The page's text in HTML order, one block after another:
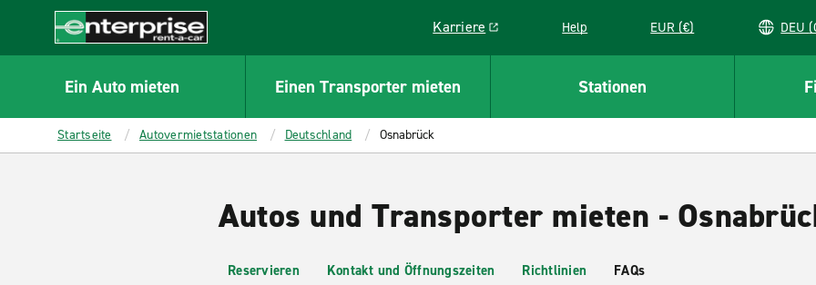
CONTENT
Enterprise
Karriere
Link opens in a new window
Help EUR (€)
Ein Auto mieten Einen Transporter mieten Stationen
Startseite Autovermietstationen Deutschland Osnabrück
Autos und Transporter mieten -
Reservieren Kontakt und Öffnungszeiten Richtlinien FAQs